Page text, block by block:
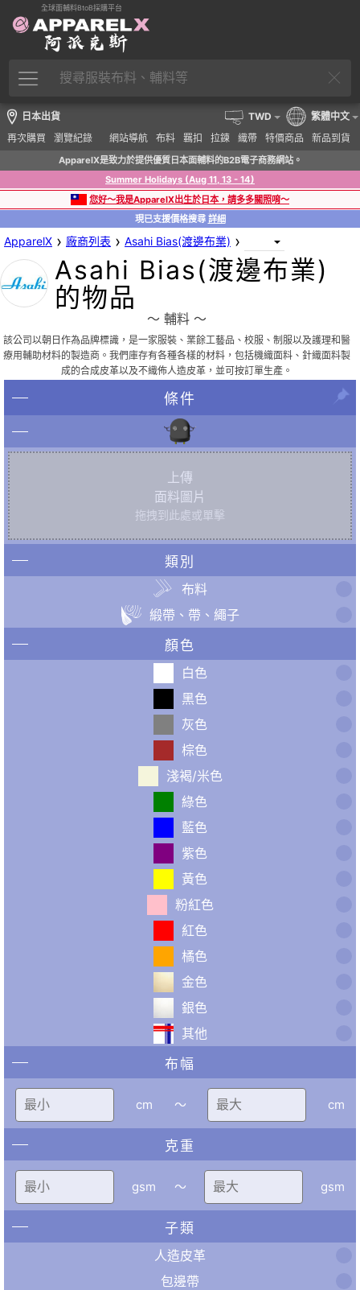
全球面輔料BtoB採購平台
日本出貨
再次購買
瀏覽紀錄 網站導航 布料 羈扣 拉鍊 織帶 特價商品 新品到貨
TWD 繁體中文
ApparelX是致力於提供優質日本面輔料的B2B電子商務網站。
Summer Holidays (Aug 11, 13 - 14)
您好～我是ApparelX出生於日本，請多多關照唷～
現已支援價格搜尋 詳細
ApparelX › 廠商列表 › Asahi Bias(渡邊布業) ›
Asahi Bias(渡邊布業)
的物品
〜 輔料 〜
該公司以朝日作為品牌標識，是一家服裝、業餘工藝品、校服、制服以及護理和醫
療用輔助材料的製造商。我們庫存有各種各樣的材料，包括機織面料、針織面料製
成的合成皮革以及不織佈人造皮革，並可按訂單生產。
條件
上傳
面料圖片
拖拽到此處或單擊
類別
布料
緞帶、帶、繩子
顏色
白色
黑色
灰色
棕色
淺褐/米色
綠色
藍色
紫色
黃色
粉紅色
紅色
橘色
金色
銀色
其他
布幅
cm 〜 cm
克重
gsm 〜 gsm
子類
人造皮革
包邊帶